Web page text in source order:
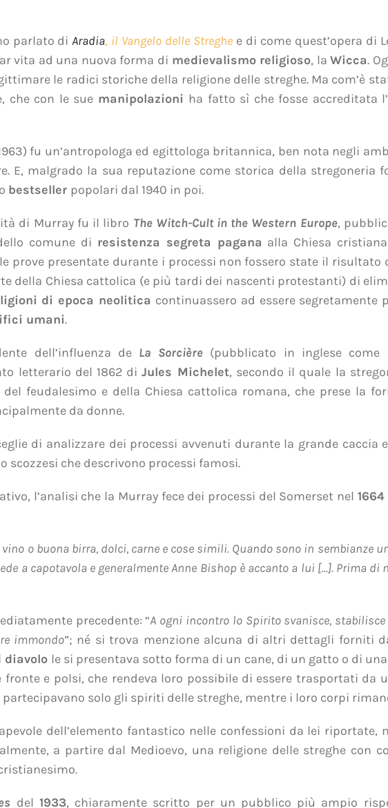
parlato diAradia, il Vangelo delle Streghe e di come quest’opera di
vita ad una nuova forma di medievalismo religioso, laWicca.
le radici storiche della religione delle streghe. Ma com’è
che con le sue manipolazioni ha fatto sì che fosse accreditata
fu un’antropologa ed egittologa britannica, ben nota negli
E, malgrado la sua reputazione come storica della stregoneria
bestseller popolari dal 1940 in poi.
di Murray fu il libro The Witch-Cult in the Western Europe,
comune di resistenza segreta pagana alla Chiesa
prove presentate durante i processi non fossero state il
della Chiesa cattolica (e più tardi dei nascenti protestanti) di
di epoca neolitica continuassero ad essere
umani.
dell’influenza de La Sorcière(pubblicato in inglese come
letterario del 1862 diJules Michelet, secondo il quale la
del feudalesimo e della Chiesa cattolica romana, che prese la
da donne.
di analizzare dei processi avvenuti durante la grande
scozzesi che descrivono processi famosi.
l’analisi che la Murray fece dei processi del Somerset nel 1664
o buona birra, dolci, carne e cose simili. Quando sono in sembianze
a capotavola e generalmente Anne Bishop è accanto a lui […]. Prima
precedente: “A ogni incontro lo Spirito svanisce,
immondo”; né si trova menzione alcuna di altri dettagli forniti
diavolo le si presentava sotto forma di un cane, di un gatto o di
e polsi, che rendeva loro possibile di essere trasportati da
solo gli spiriti delle streghe, mentre i loro corpi
dell’elemento fantastico nelle confessioni da lei riportate,
a partire dal Medioevo, una religione delle streghe con
del 1933, chiaramente scritto per un pubblico più ampio